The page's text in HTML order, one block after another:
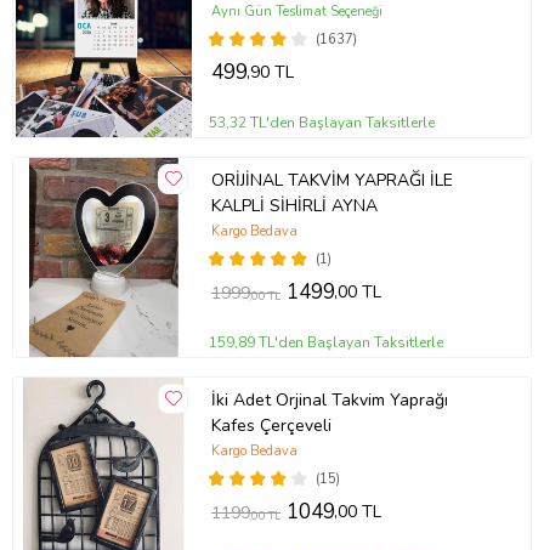
(1637)
Aynı Gün Teslimat Seçeneği
499,90 TL
53,32 TL'den Başlayan Taksitlerle
ORİJİNAL TAKVİM YAPRAĞI İLE
KALPLİ SİHİRLİ AYNA
(1)
Kargo Bedava
1999,00 TL 1499,00 TL
159,89 TL'den Başlayan Taksitlerle
İki Adet Orjinal Takvim Yaprağı
Kafes Çerçeveli
(15)
Kargo Bedava
1199,00 TL 1049,00 TL